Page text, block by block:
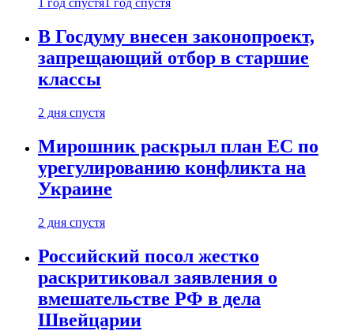
1 год спустя 1 год спустя
В Госдуму внесен законопроект,
запрещающий отбор в старшие
классы
2 дня спустя
Мирошник раскрыл план ЕС по
урегулированию конфликта на
Украине
2 дня спустя
Российский посол жестко
раскритиковал заявления о
вмешательстве РФ в дела
Швейцарии